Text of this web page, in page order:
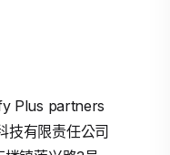
Plus partners
技有限责任公司